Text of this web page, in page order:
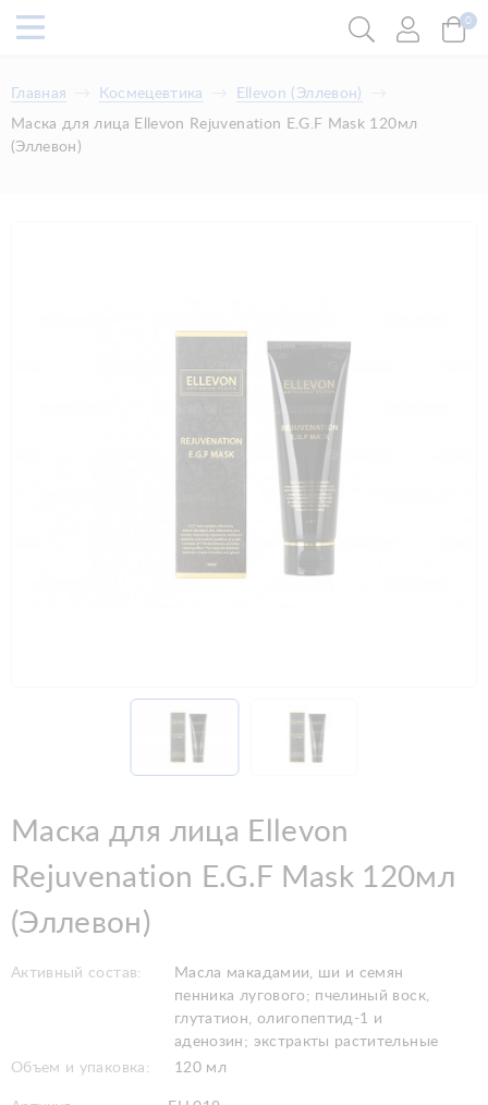
0
Главная Космецевтика
Ellevon (Эллевон)
Маска для лица Ellevon Rejuvenation E.G.F Mask 120мл
(Эллевон)
Маска для лица Ellevon
Rejuvenation E.G.F Mask 120мл
(Эллевон)
Активный состав:
Масла макадамии, ши и семян
пенника лугового; пчелиный воск,
глутатион, олигопептид-1 и
аденозин; экстракты растительные
Объем и упаковка:
120 мл